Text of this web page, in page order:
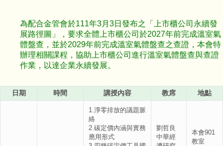
為配合金管會於111年3月3日發布之「上市櫃公司永續發
展路徑圖」，要求全體上市櫃公司於2027年前完成溫室氣
體盤查，並於2029年前完成溫室氣體盤查之查證，本會特
辦理相關課程，協助上市櫃公司進行溫室氣體盤查與查證
作業，以達企業永續發展。
日期 時間 講授內容 教席 地點
1.淨零排放的議題脈
絡
2.碳定價內涵與實務
應用形式
劉哲良
中華經
本會901
教室